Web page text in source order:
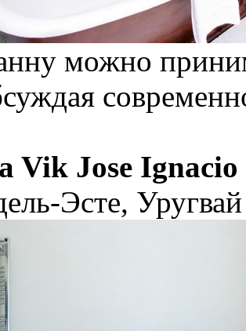
можно
Vik Jose Ignacio
Эсте, Уругвай